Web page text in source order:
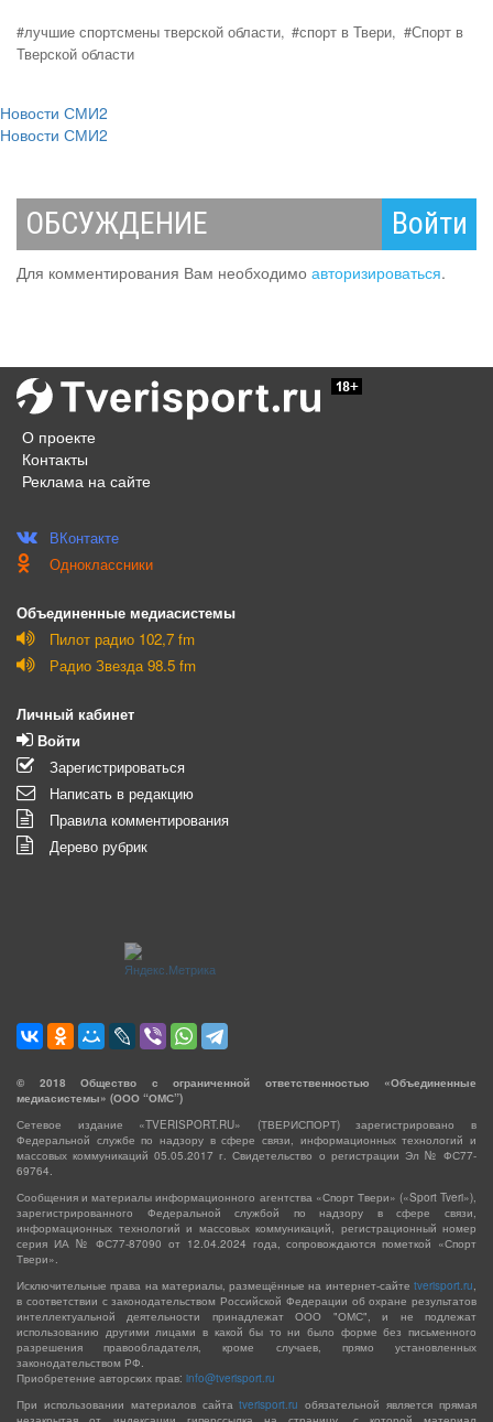
#лучшие спортсмены тверской области, #спорт в Твери, #Спорт в
Тверской области
Новости СМИ2
Новости СМИ2
ОБСУЖДЕНИЕ Войти
Для комментирования Вам необходимо авторизироваться.
О проекте
Контакты
Реклама на сайте
ВКонтакте
Одноклассники
Объединенные медиасистемы
Пилот радио 102,7 fm
Радио Звезда 98.5 fm
Личный кабинет
Войти
Зарегистрироваться
Написать в редакцию
Правила комментирования
Дерево рубрик
© 2018 Общество с ограниченной ответственностью «Объединенные
медиасистемы» (ООО “ОМС”)
Сетевое издание «TVERISPORT.RU» (ТВЕРИСПОРТ) зарегистрировано в
Федеральной службе по надзору в сфере связи, информационных технологий и
массовых коммуникаций 05.05.2017 г. Свидетельство о регистрации Эл № ФС77-
69764.
Сообщения и материалы информационного агентства «Спорт Твери» («Sport Tveri»),
зарегистрированного Федеральной службой по надзору в сфере связи,
информационных технологий и массовых коммуникаций, регистрационный номер
серия ИА № ФС77-87090 от 12.04.2024 года, сопровождаются пометкой «Спорт
Твери».
Исключительные права на материалы, размещённые на интернет-сайте tverisport.ru
в соответствии с законодательством Российской Федерации об охране результатов
интеллектуальной деятельности принадлежат ООО "ОМС", и не подлежат
использованию другими лицами в какой бы то ни было форме без письменного
разрешения правообладателя, кроме случаев, прямо установленных
законодательством РФ.
Приобретение авторских прав: info@tverisport.ru
При использовании материалов сайтаtverisport.ru обязательной является прямая